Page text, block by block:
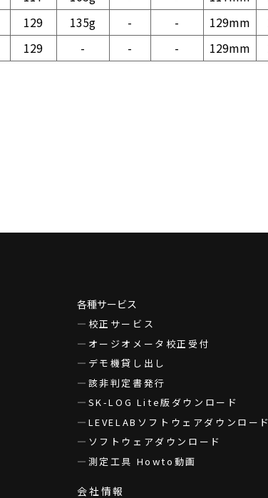
129 135g - - 129mm
129 - - - 129mm
各種サービス
校正サービス
オージオメータ校正受付
デモ機貸し出し
該非判定書発行
SK-LOG Lite版ダウンロード
LEVELABソフトウェアダウンロード
ソフトウェアダウンロード
測定工具 Howto動画
会社情報